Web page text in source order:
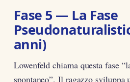
Fase 5 — La Fase
anni)
Lowenfeld chiama questa fase
spontaneo”. Il ragazzo sviluppa